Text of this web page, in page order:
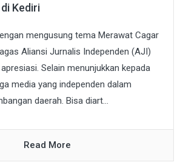
Kediri
mengusung tema Merawat Cagar
Aliansi Jurnalis Independen (AJI)
Selain menunjukkan kepada
media yang independen dalam
daerah. Bisa diart...
Read More